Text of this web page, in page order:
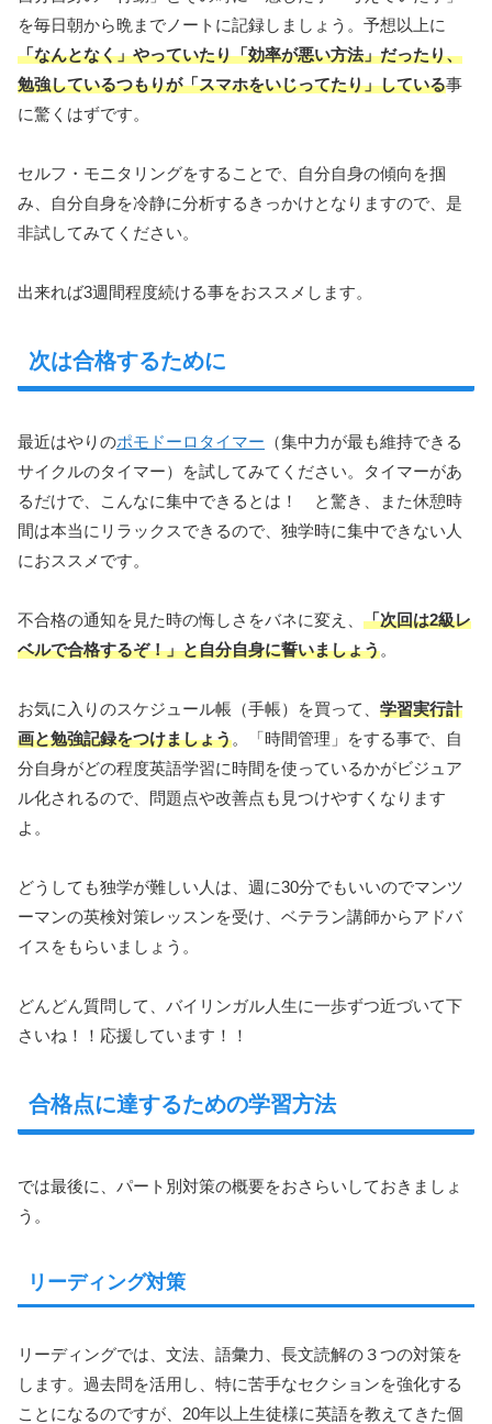
を毎日朝から晩までノートに記録しましょう。予想以上に
「なんとなく」やっていたり「効率が悪い方法」だったり、
勉強しているつもりが「スマホをいじってたり」している事
に驚くはずです。
セルフ・モニタリングをすることで、自分自身の傾向を掴
み、自分自身を冷静に分析するきっかけとなりますので、是
非試してみてください。
出来れば3週間程度続ける事をおススメします。
次は合格するために
最近はやりのポモドーロタイマー （集中力が最も維持できる
サイクルのタイマー）を試してみてください。タイマーがあ
るだけで、こんなに集中できるとは！ と驚き、また休憩時
間は本当にリラックスできるので、独学時に集中できない人
におススメです。
不合格の通知を見た時の悔しさをバネに変え、 「次回は2級レ
ベルで合格するぞ！」と自分自身に誓いましょう。
お気に入りのスケジュール帳（手帳）を買って、 学習実行計
画と勉強記録をつけましょう。「時間管理」をする事で、自
分自身がどの程度英語学習に時間を使っているかがビジュア
ル化されるので、問題点や改善点も見つけやすくなります
よ。
どうしても独学が難しい人は、週に30分でもいいのでマンツ
ーマンの英検対策レッスンを受け、ベテラン講師からアドバ
イスをもらいましょう。
どんどん質問して、バイリンガル人生に一歩ずつ近づいて下
さいね！！応援しています！！
合格点に達するための学習方法
では最後に、パート別対策の概要をおさらいしておきましょ
う。
リーディング対策
リーディングでは、文法、語彙力、長文読解の３つの対策を
します。過去問を活用し、特に苦手なセクションを強化する
ことになるのですが、20年以上生徒様に英語を教えてきた個